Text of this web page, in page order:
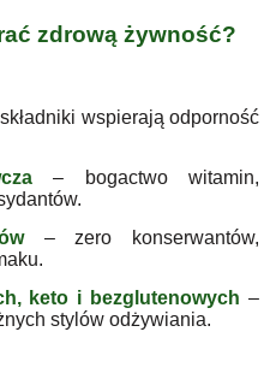
zdrową żywność?
wspierają odporność
– bogactwo witamin,
– zero konserwantów,
keto i bezglutenowych –
stylów odżywiania.